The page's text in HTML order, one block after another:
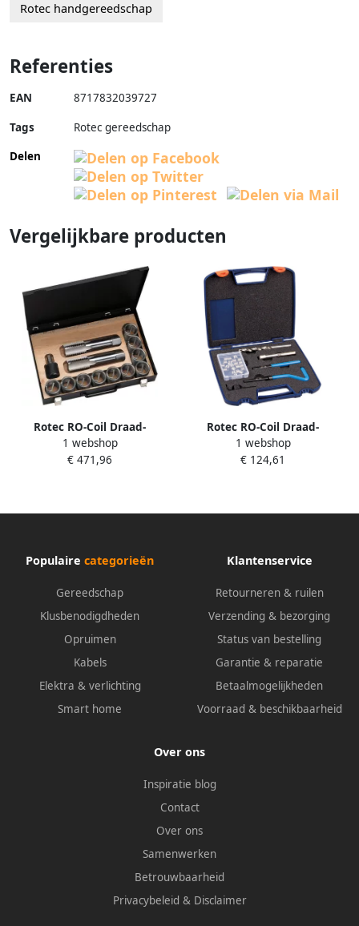
Rotec handgereedschap
Referenties
EAN 8717832039727
Tags
Rotec gereedschap
Delen
Vergelijkbare producten
Rotec RO-Coil Draad-
reparatie-set BSP 7 8 3950875
1 webshop
€ 471,96
Rotec RO-Coil Draad-
reparatie-set UNC 7 8
3910030
1 webshop
€ 124,61
Populaire categorieën
Gereedschap
Klusbenodigdheden
Opruimen
Kabels
Elektra & verlichting
Smart home
Klantenservice
Retourneren & ruilen
Verzending & bezorging
Status van bestelling
Garantie & reparatie
Betaalmogelijkheden
Voorraad & beschikbaarheid
Over ons
Inspiratie blog
Contact
Over ons
Samenwerken
Betrouwbaarheid
Privacybeleid & Disclaimer